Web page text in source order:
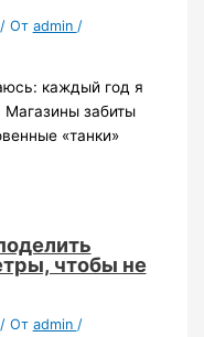
/ От admin /
каждый год я
забиты
«танки»
чтобы не
/ От admin /